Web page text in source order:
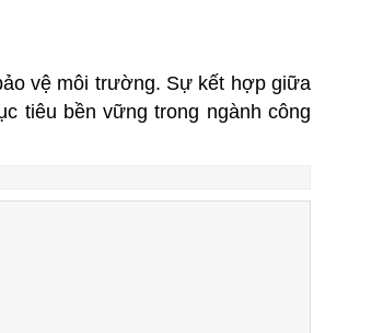
vệ môi trường. Sự kết hợp giữa
tiêu bền vững trong ngành công